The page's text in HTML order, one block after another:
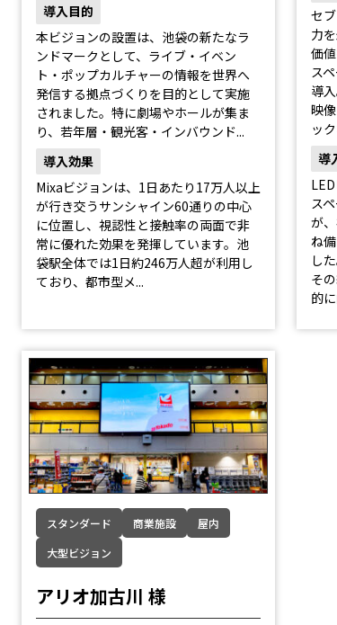
導入目的
本ビジョンの設置は、池袋の新たなラ
ンドマークとして、ライブ・イベン
ト・ポップカルチャーの情報を世界へ
発信する拠点づくりを目的として実施
されました。特に劇場やホールが集ま
り、若年層・観光客・インバウンド...
導入効果
Mixaビジョンは、1日あたり17万人以上
が行き交うサンシャイン60通りの中心
に位置し、視認性と接触率の両面で非
常に優れた効果を発揮しています。池
袋駅全体では1日約246万人超が利用し
ており、都市型メ...
セ
力
価
ス
導入
映
ッ
導
ス
が
ね
した
そ
的
スタンダード 商業施設
屋内
大型ビジョン
アリオ加古川 様